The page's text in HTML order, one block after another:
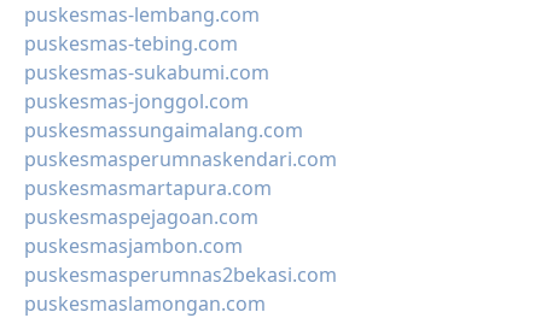
puskesmas-lembang.com
puskesmas-tebing.com
puskesmas-sukabumi.com
puskesmas-jonggol.com
puskesmassungaimalang.com
puskesmasperumnaskendari.com
puskesmasmartapura.com
puskesmaspejagoan.com
puskesmasjambon.com
puskesmasperumnas2bekasi.com
puskesmaslamongan.com